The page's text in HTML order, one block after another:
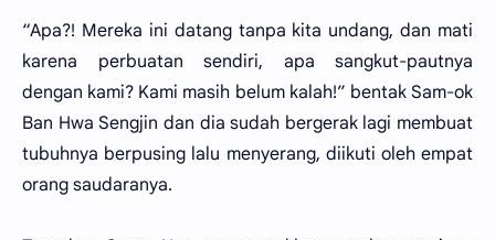
“Apa?! Mereka ini datang tanpa kita undang, dan mati
karena perbuatan sendiri, apa sangkut-pautnya
dengan kami? Kami masih belum kalah!” bentak Sam-ok
Ban Hwa Sengjin dan dia sudah bergerak lagi membuat
tubuhnya berpusing lalu menyerang, diikuti oleh empat
orang saudaranya.